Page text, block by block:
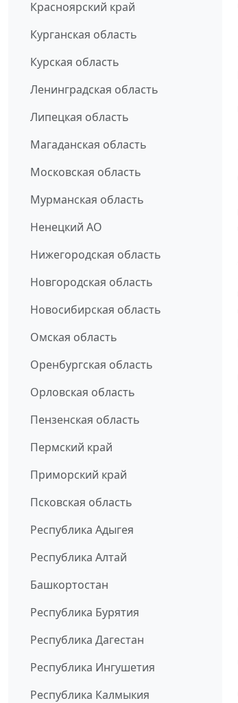
Красноярский край
Курганская область
Курская область
Ленинградская область
Липецкая область
Магаданская область
Московская область
Мурманская область
Ненецкий АО
Нижегородская область
Новгородская область
Новосибирская область
Омская область
Оренбургская область
Орловская область
Пензенская область
Пермский край
Приморский край
Псковская область
Республика Адыгея
Республика Алтай
Башкортостан
Республика Бурятия
Республика Дагестан
Республика Ингушетия
Республика Калмыкия